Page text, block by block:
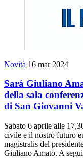
Novità 16 mar 2024
Sarà Giuliano
della sala
di San Giovanni
Sabato 6 aprile alle
civile e il nostro futuro
magistralis del
Giuliano Amato. A